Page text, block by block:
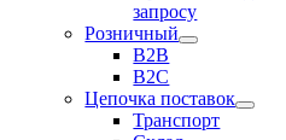
запросу
Розничный
В2В
В2С
Цепочка поставок
Транспорт